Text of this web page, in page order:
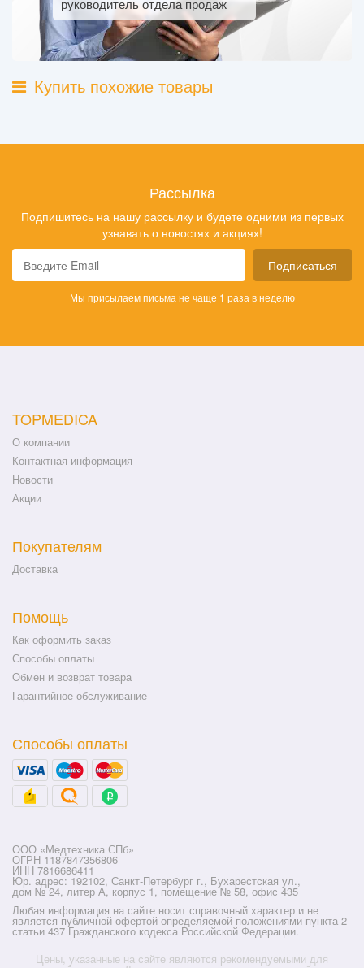
руководитель отдела продаж
Купить похожие товары
Рассылка
Подпишитесь на нашу рассылку и будете одними из первых
узнавать о новостях и акциях!
Подписаться
Мы присылаем письма не чаще 1 раза в неделю
TOPMEDICA
О компании
Контактная информация
Новости
Акции
Покупателям
Доставка
Помощь
Как оформить заказ
Способы оплаты
Обмен и возврат товара
Гарантийное обслуживание
Способы оплаты
ООО «Медтехника СПб»
ОГРН 1187847356806
ИНН 7816686411
Юр. адрес: 192102, Санкт-Петербург г., Бухарестская ул.,
дом № 24, литер А, корпус 1, помещение № 58, офис 435
Любая информация на сайте носит справочный характер и не
является публичной офертой определяемой положениями пункта 2
статьи 437 Гражданского кодекса Российской Федерации.
Цены, указанные на сайте являются рекомендуемыми для